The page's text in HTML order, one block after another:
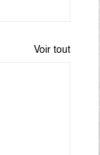
Voir tout